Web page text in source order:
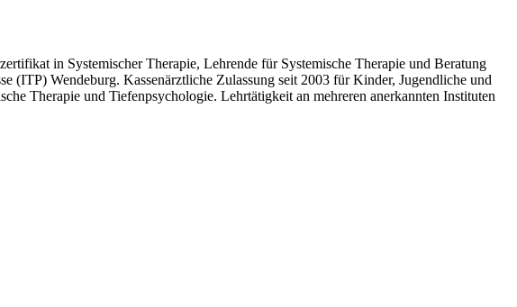
in Systemischer Therapie, Lehrende für Systemische Therapie und Beratung
(ITP) Wendeburg. Kassenärztliche Zulassung seit 2003 für Kinder, Jugendliche und
Therapie und Tiefenpsychologie. Lehrtätigkeit an mehreren anerkannten Instituten